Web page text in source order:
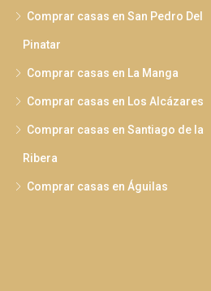
Comprar casas en San Pedro Del
Pinatar
Comprar casas en La Manga
Comprar casas en Los Alcázares
Comprar casas en Santiago de la
Ribera
Comprar casas en Águilas